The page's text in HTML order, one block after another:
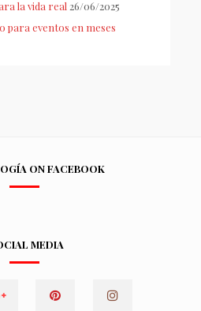
la vida real 26/06/2025
para eventos en meses
ON FACEBOOK
MEDIA